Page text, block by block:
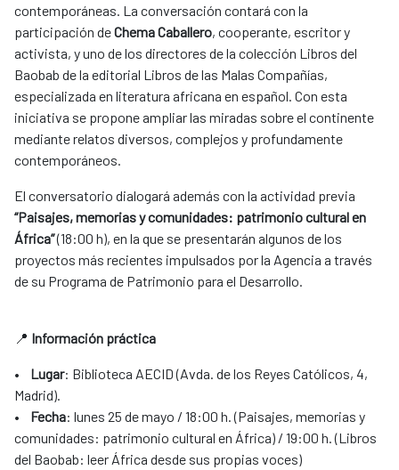
contemporáneas. La conversación contará con la
participación deChema Caballero, cooperante, escritor y
activista, y uno de los directores de la colección Libros del
Baobab de la editorial Libros de las Malas Compañías,
especializada en literatura africana en español. Con esta
iniciativa se propone ampliar las miradas sobre el continente
mediante relatos diversos, complejos y profundamente
contemporáneos.
El conversatorio dialogará además con la actividad previa
“Paisajes, memorias y comunidades: patrimonio cultural en
África”(18:00 h), en la que se presentarán algunos de los
proyectos más recientes impulsados por la Agencia a través
de su Programa de Patrimonio para el Desarrollo.
📍 Información práctica
• Lugar: Biblioteca AECID (Avda. de los Reyes Católicos, 4,
Madrid).
• Fecha: lunes 25 de mayo / 18:00 h. (Paisajes, memorias y
comunidades: patrimonio cultural en África) / 19:00 h. (Libros
del Baobab: leer África desde sus propias voces)